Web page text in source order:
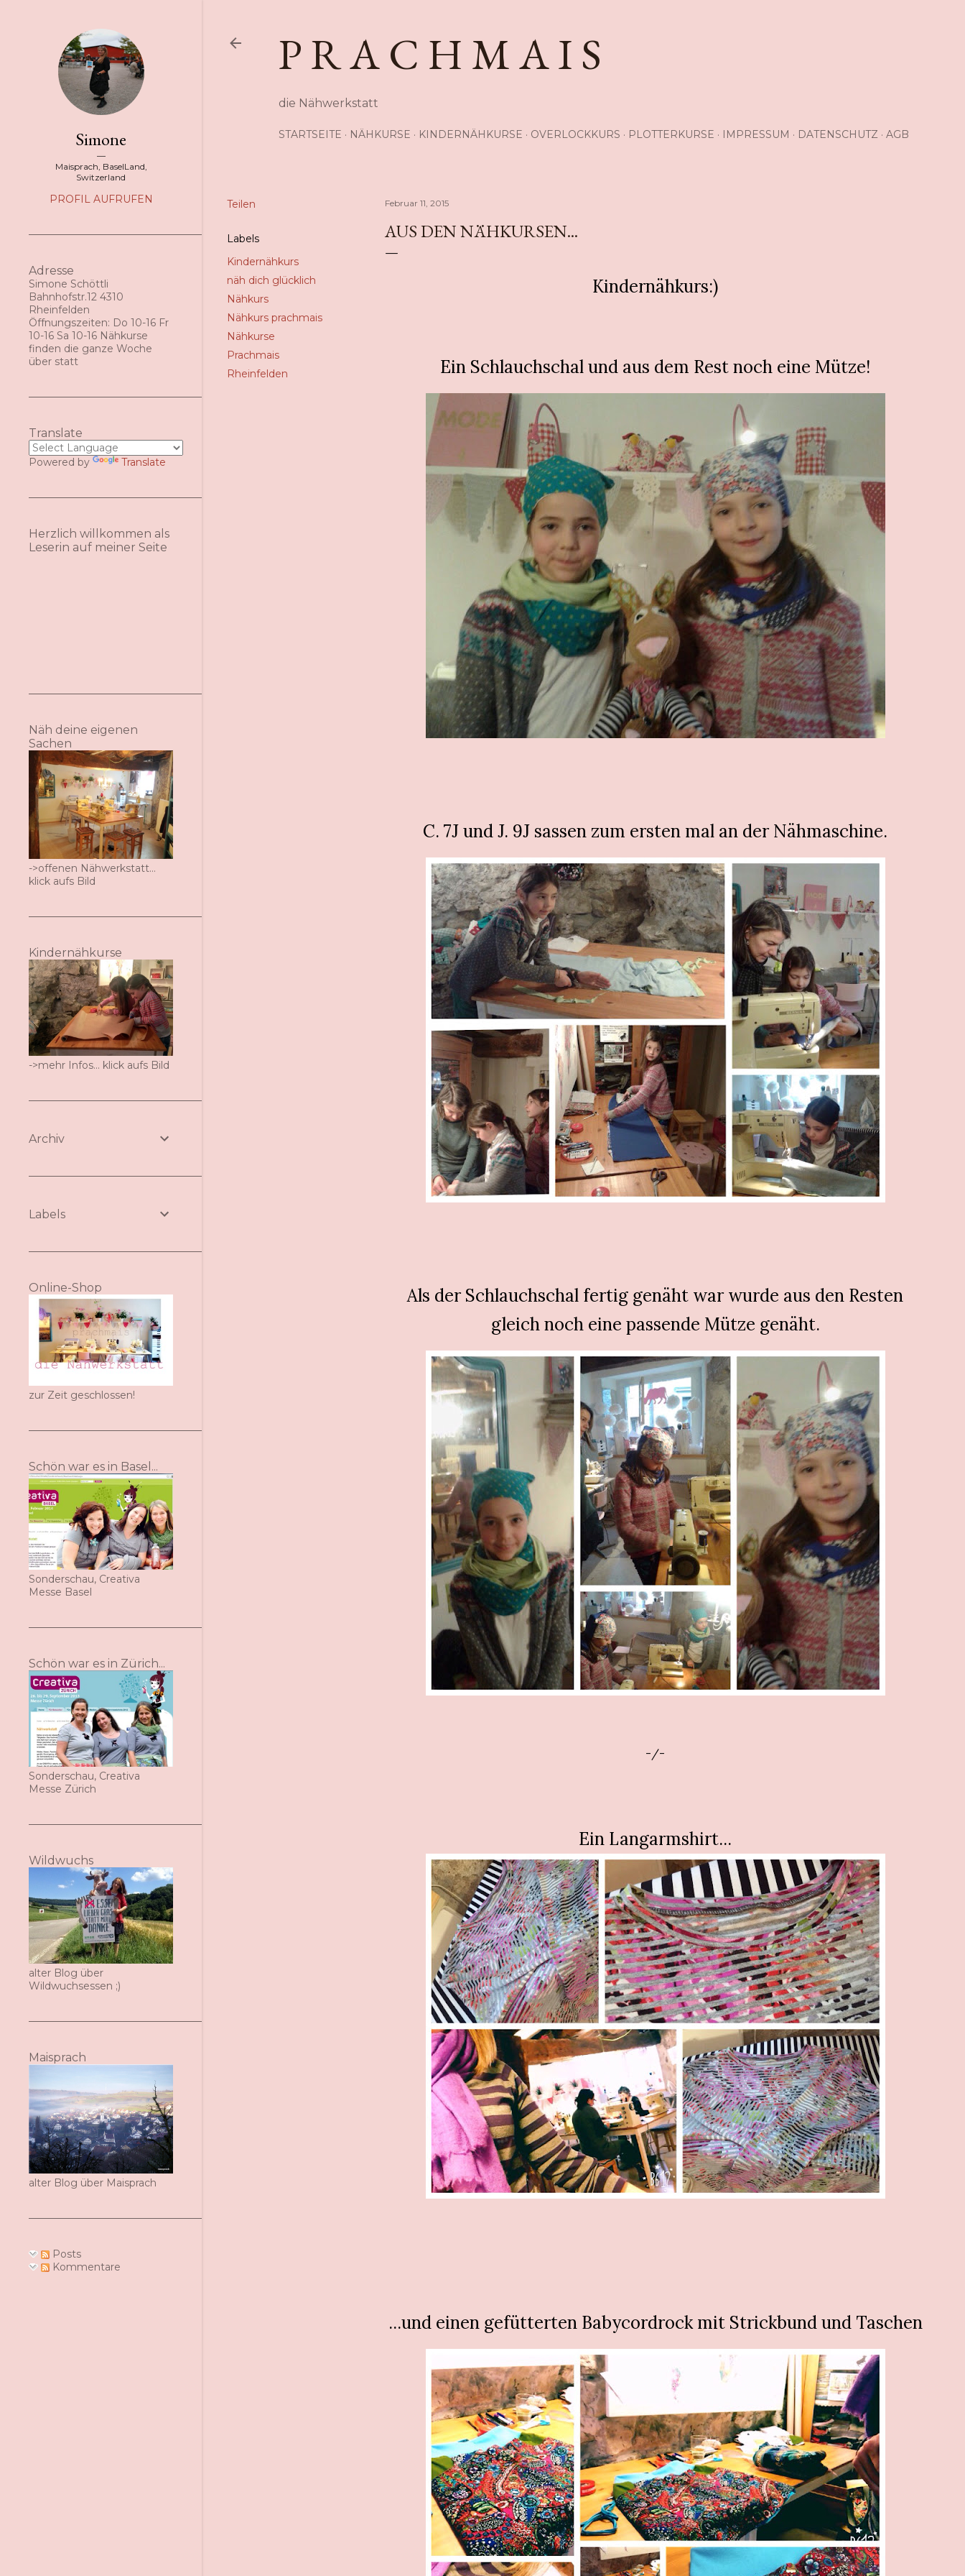
P R A C H M A I S
die Nähwerkstatt
STARTSEITE NÄHKURSE KINDERNÄHKURSE OVERLOCKKURS PLOTTERKURSE IMPRESSUM DATENSCHUTZ AGB
Teilen
Labels
Kindernähkurs
näh dich glücklich
Nähkurs
Nähkurs prachmais
Nähkurse
Prachmais
Rheinfelden
Februar 11, 2015
AUS DEN NÄHKURSEN...
Kindernähkurs:)
Ein Schlauchschal und aus dem Rest noch eine Mütze!
C. 7J und J. 9J sassen zum ersten mal an der Nähmaschine.
Als der Schlauchschal fertig genäht war wurde aus den Resten
gleich noch eine passende Mütze genäht.
-/-
Ein Langarmshirt...
...und einen gefütterten Babycordrock mit Strickbund und Taschen
Simone
Maisprach, BaselLand,
Switzerland
PROFIL AUFRUFEN
Adresse
Simone Schöttli
Bahnhofstr.12 4310
Rheinfelden
Öffnungszeiten: Do 10-16 Fr
10-16 Sa 10-16 Nähkurse
finden die ganze Woche
über statt
Translate
Powered by Translate
Herzlich willkommen als
Leserin auf meiner Seite
Näh deine eigenen
Sachen
->offenen Nähwerkstatt...
klick aufs Bild
Kindernähkurse
->mehr Infos... klick aufs Bild
Archiv
Labels
Online-Shop
zur Zeit geschlossen!
Schön war es in Basel...
Sonderschau, Creativa
Messe Basel
Schön war es in Zürich...
Sonderschau, Creativa
Messe Zürich
Wildwuchs
alter Blog über
Wildwuchsessen ;)
Maisprach
alter Blog über Maisprach
Posts
Kommentare